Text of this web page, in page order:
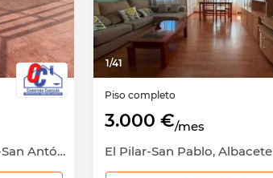
La Milagrosa-La Estrella-San Antón, Albacete Capital, Albacete
1/41
Piso completo
3.000 €/mes